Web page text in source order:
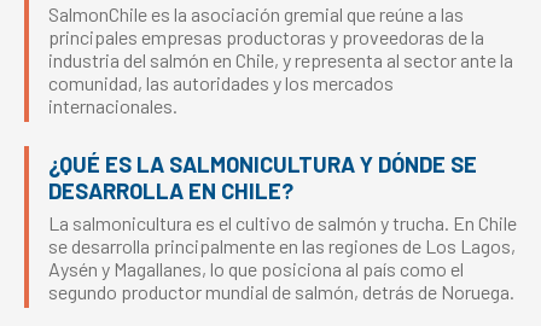
SalmonChile es la asociación gremial que reúne a las
principales empresas productoras y proveedoras de la
industria del salmón en Chile, y representa al sector ante la
comunidad, las autoridades y los mercados
internacionales.
¿QUÉ ES LA SALMONICULTURA Y DÓNDE SE
DESARROLLA EN CHILE?
La salmonicultura es el cultivo de salmón y trucha. En Chile
se desarrolla principalmente en las regiones de Los Lagos,
Aysén y Magallanes, lo que posiciona al país como el
segundo productor mundial de salmón, detrás de Noruega.